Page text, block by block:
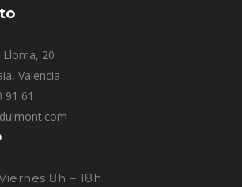
Lloma, 20
Valencia
91 61
8h – 18h